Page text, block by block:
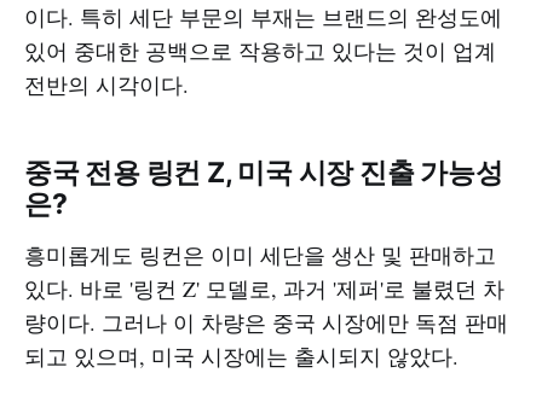
이다. 특히 세단 부문의 부재는 브랜드의 완성도에
있어 중대한 공백으로 작용하고 있다는 것이 업계
전반의 시각이다.
중국 전용 링컨 Z, 미국 시장 진출 가능성
은?
흥미롭게도 링컨은 이미 세단을 생산 및 판매하고
있다. 바로 '링컨 Z' 모델로, 과거 '제퍼'로 불렸던 차
량이다. 그러나 이 차량은 중국 시장에만 독점 판매
되고 있으며, 미국 시장에는 출시되지 않았다.